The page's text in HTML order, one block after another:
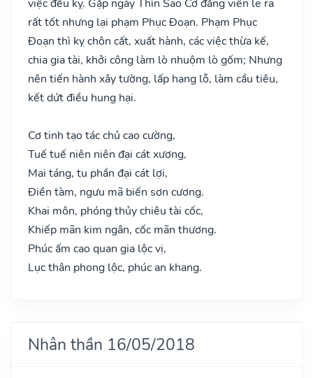
việc đều kỵ. Gặp ngày Thìn Sao Cơ đăng viên lẽ ra
rất tốt nhưng lại phạm Phục Đoạn. Phạm Phục
Đoạn thì kỵ chôn cất, xuất hành, các việc thừa kế,
chia gia tài, khởi công làm lò nhuộm lò gốm; Nhưng
nên tiến hành xây tường, lấp hang lỗ, làm cầu tiêu,
kết dứt điều hung hại.
Cơ tinh tạo tác chủ cao cường,
Tuế tuế niên niên đại cát xương,
Mai táng, tu phần đại cát lợi,
Điền tàm, ngưu mã biến sơn cương.
Khai môn, phóng thủy chiêu tài cốc,
Khiếp mãn kim ngân, cốc mãn thương.
Phúc ấm cao quan gia lộc vị,
Lục thân phong lộc, phúc an khang.
Nhân thần 16/05/2018